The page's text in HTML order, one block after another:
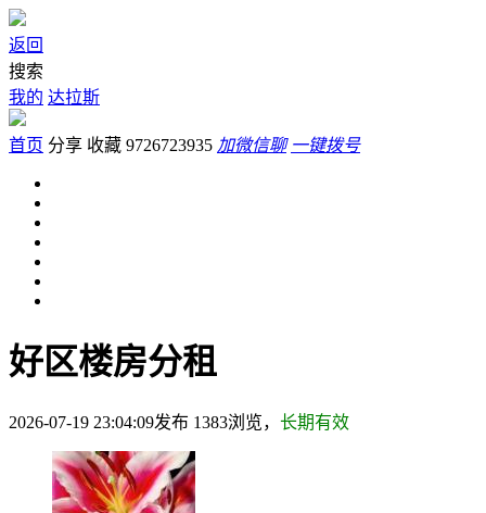
返回
搜索
我的 达拉斯
首页 分享 收藏 9726723935 加微信聊 一键拨号
好区楼房分租
2026-07-19 23:04:09发布 1383浏览， 长期有效